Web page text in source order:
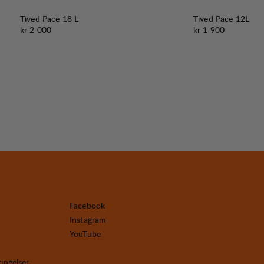
Tived Pace 18 L
Pris:
kr 2 000
Tived Pace 12L
Pris:
kr 1 900
Facebook
Instagram
YouTube